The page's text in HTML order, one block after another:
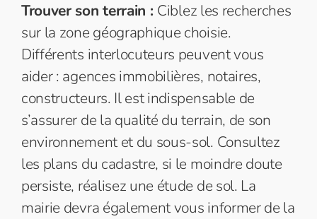
Trouver son terrain : Ciblez les recherches
sur la zone géographique choisie.
Différents interlocuteurs peuvent vous
aider : agences immobilières, notaires,
constructeurs. Il est indispensable de
s’assurer de la qualité du terrain, de son
environnement et du sous-sol. Consultez
les plans du cadastre, si le moindre doute
persiste, réalisez une étude de sol. La
mairie devra également vous informer de la